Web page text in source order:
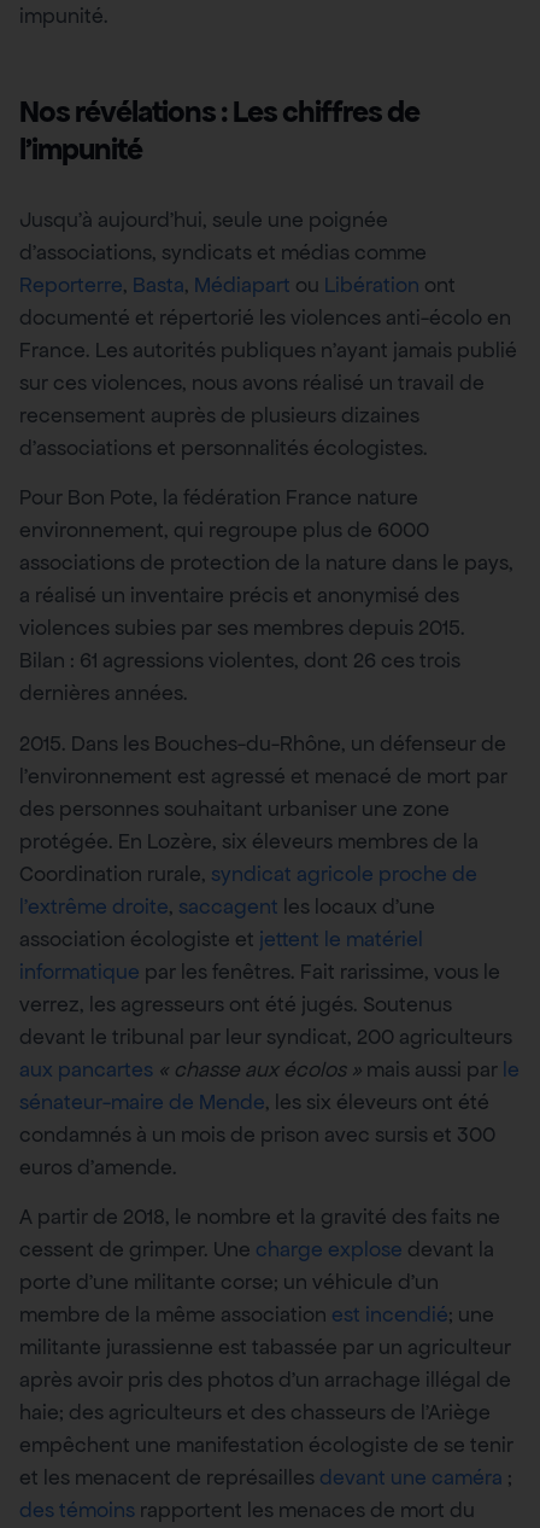
impunité.
Nos révélations : Les chiffres de
l’impunité
Jusqu’à aujourd’hui, seule une poignée
d’associations, syndicats et médias comme
Reporterre, Basta, Médiapart ou Libération ont
documenté et répertorié les violences anti-écolo en
France. Les autorités publiques n’ayant jamais publié
sur ces violences, nous avons réalisé un travail de
recensement auprès de plusieurs dizaines
d’associations et personnalités écologistes.
Pour Bon Pote, la fédération France nature
environnement, qui regroupe plus de 6000
associations de protection de la nature dans le pays,
a réalisé un inventaire précis et anonymisé des
violences subies par ses membres depuis 2015.
Bilan : 61 agressions violentes, dont 26 ces trois
dernières années.
2015. Dans les Bouches-du-Rhône, un défenseur de
l’environnement est agressé et menacé de mort par
des personnes souhaitant urbaniser une zone
protégée. En Lozère, six éleveurs membres de la
Coordination rurale, syndicat agricole proche de
l’extrême droite, saccagent les locaux d’une
association écologiste et jettent le matériel
informatique par les fenêtres. Fait rarissime, vous le
verrez, les agresseurs ont été jugés. Soutenus
devant le tribunal par leur syndicat, 200 agriculteurs
aux pancartes « chasse aux écolos » mais aussi par le
sénateur-maire de Mende, les six éleveurs ont été
condamnés à un mois de prison avec sursis et 300
euros d’amende.
A partir de 2018, le nombre et la gravité des faits ne
cessent de grimper. Une charge explose devant la
porte d’une militante corse; un véhicule d’un
membre de la même association est incendié; une
militante jurassienne est tabassée par un agriculteur
après avoir pris des photos d’un arrachage illégal de
haie; des agriculteurs et des chasseurs de l’Ariège
empêchent une manifestation écologiste de se tenir
et les menacent de représailles devant une caméra ;
des témoins rapportent les menaces de mort du